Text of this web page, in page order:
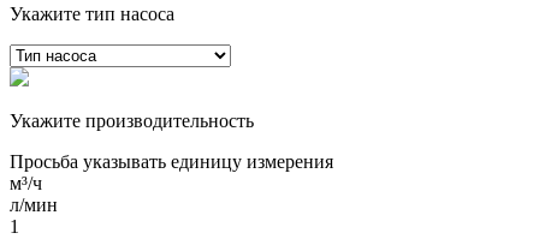
Укажите тип насоса
Укажите производительность
Просьба указывать единицу измерения
м³/ч
л/мин
1